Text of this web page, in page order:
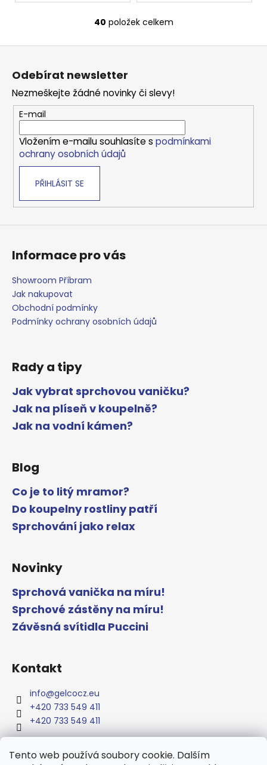
Tento web používá soubory cookie. Dalším
O
v
a
c
í
p
r
ý
p
40 položek celkem
Z
Odebírat newsletter
Nezmeškejte žádné novinky či slevy!
E-mail
Vložením e-mailu souhlasíte s podmínkami
ochrany osobních údajů
PŘIHLÁSIT SE
Informace pro vás
Showroom Příbram
Jak nakupovat
Obchodní podmínky
Podmínky ochrany osobních údajů
Rady a tipy
Jak vybrat sprchovou vaničku?
Jak na plíseň v koupelně?
Jak na vodní kámen?
Blog
Co je to litý mramor?
Do koupelny rostliny patří
Sprchování jako relax
Novinky
Sprchová vanička na míru!
Sprchové zástěny na míru!
Závěsná svítidla Puccini
Kontakt
info@gelcocz.eu
+420 733 549 411
+420 733 549 411